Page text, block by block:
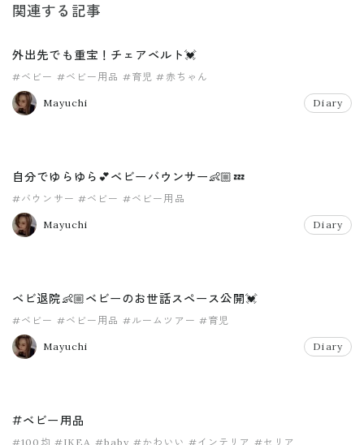
関連する記事
外出先でも重宝！チェアベルト💓
#ベビー #ベビー用品 #育児 #赤ちゃん
Mayuchi Diary
自分でゆらゆら💕ベビーバウンサー👶🏼💤
#バウンサー #ベビー #ベビー用品
Mayuchi Diary
ベビ退院👶🏼ベビーのお世話スペース公開💓
#ベビー #ベビー用品 #ルームツアー #育児
Mayuchi Diary
#ベビー用品
#100均 #IKEA #baby #かわいい #インテリア #セリア